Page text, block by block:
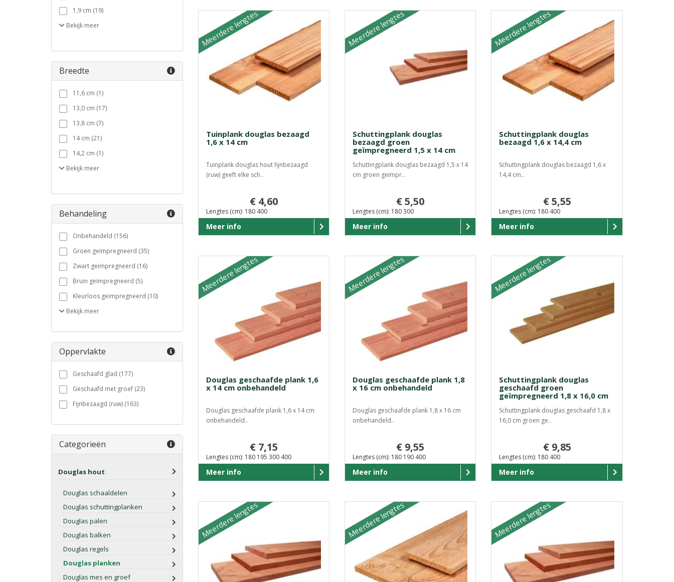
1,9 cm (19)
Bekijk meer
Breedte
11,6 cm (1)
13,0 cm (17)
13,8 cm (7)
14 cm (21)
14,2 cm (1)
Bekijk meer
Behandeling
Onbehandeld (156)
Groen geïmpregneerd (35)
Zwart geïmpregneerd (16)
Bruin geïmpregneerd (5)
Kleurloos geïmpregneerd (10)
Bekijk meer
Oppervlakte
Geschaafd glad (177)
Geschaafd met groef (23)
Fijnbezaagd (ruw) (163)
Categorieën
Douglas hout
Douglas schaaldelen
Douglas schuttingplanken
Douglas palen
Douglas balken
Douglas regels
Douglas planken
Douglas mes en groef
Meerdere lengtes
Tuinplank douglas bezaagd
1,6 x 14 cm
Tuinplank douglas hout fijnbezaagd
(ruw) geeft elke sch..
€ 4,60
Lengtes (cm): 180 400
Meer info
Meerdere lengtes
Schuttingplank douglas
bezaagd groen
geïmpregneerd 1,5 x 14 cm
Schuttingplank douglas bezaagd 1,5 x 14
cm groen geïmpr..
€ 5,50
Lengtes (cm): 180 300
Meer info
Meerdere lengtes
Schuttingplank douglas
bezaagd 1,6 x 14,4 cm
Schuttingplank douglas bezaagd 1,6 x
14,4 cm..
€ 5,55
Lengtes (cm): 180 400
Meer info
Meerdere lengtes
Douglas geschaafde plank 1,6
x 14 cm onbehandeld
Douglas geschaafde plank 1,6 x 14 cm
onbehandeld..
€ 7,15
Lengtes (cm): 180 195 300 400
Meer info
Meerdere lengtes
Douglas geschaafde plank 1,8
x 16 cm onbehandeld
Douglas geschaafde plank 1,8 x 16 cm
onbehandeld..
€ 9,55
Lengtes (cm): 180 190 400
Meer info
Meerdere lengtes
Schuttingplank douglas
geschaafd groen
geïmpregneerd 1,8 x 16,0 cm
Schuttingplank douglas geschaafd 1,8 x
16,0 cm groen ge..
€ 9,85
Lengtes (cm): 180 400
Meer info
Meerdere lengtes Meerdere lengtes Meerdere lengtes